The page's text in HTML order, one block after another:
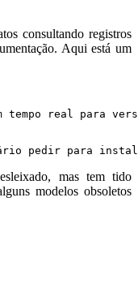
consultando registros
Aqui está um
usuário pedir para
mas tem tido
modelos obsoletos